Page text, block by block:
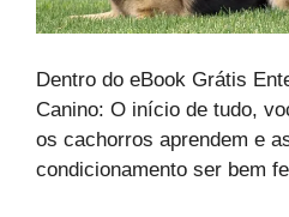
Dentro do eBook Grátis
Canino: O início de tudo,
os cachorros aprendem e
condicionamento ser bem